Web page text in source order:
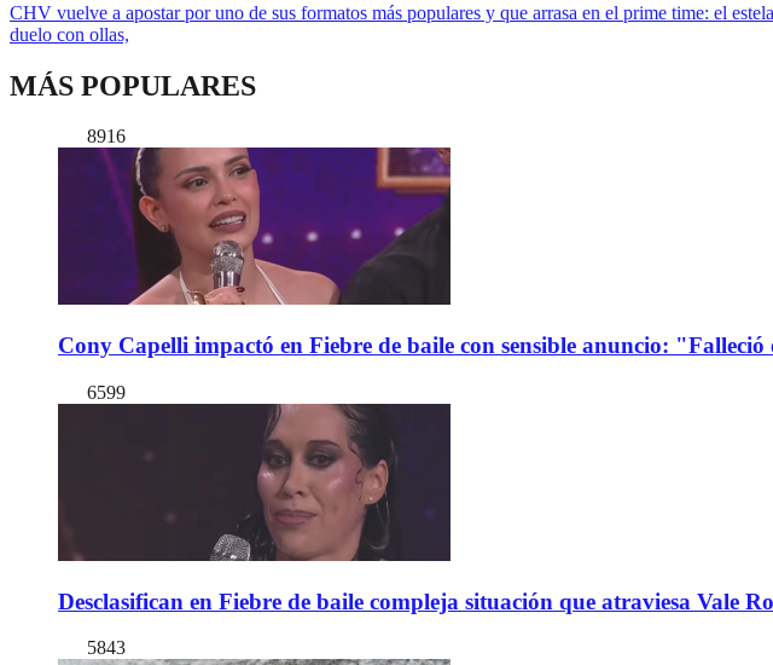
CHV vuelve a apostar por uno de sus formatos más populares y que arrasa en el prime time: el
duelo con ollas,
MÁS POPULARES
8916
Cony Capelli impactó en Fiebre de baile con sensible anuncio:
6599
Desclasifican en Fiebre de baile compleja situación que atraviesa Vale
5843